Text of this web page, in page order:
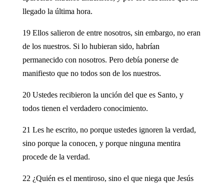
llegado la última hora.
19 Ellos salieron de entre nosotros, sin embargo, no eran
de los nuestros. Si lo hubieran sido, habrían
permanecido con nosotros. Pero debía ponerse de
manifiesto que no todos son de los nuestros.
20 Ustedes recibieron la unción del que es Santo, y
todos tienen el verdadero conocimiento.
21 Les he escrito, no porque ustedes ignoren la verdad,
sino porque la conocen, y porque ninguna mentira
procede de la verdad.
22 ¿Quién es el mentiroso, sino el que niega que Jesús